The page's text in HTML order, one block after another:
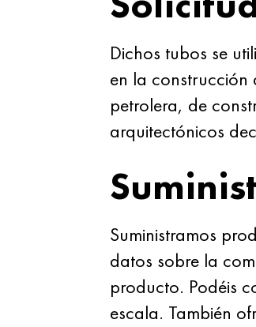
Dichos tubos se
en la construcción
petrolera, de
arquitectónicos
Suministramos
datos sobre la
producto. Podéis
escala. También